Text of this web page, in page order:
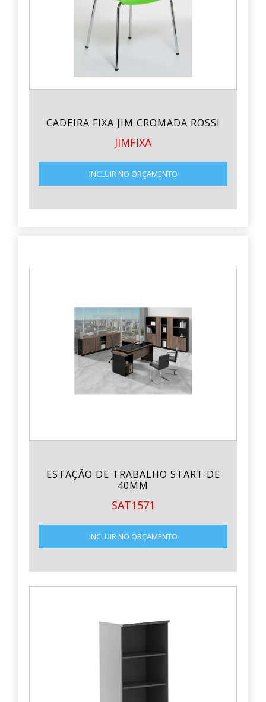
CADEIRA FIXA JIM CROMADA ROSSI
JIMFIXA
INCLUIR NO ORÇAMENTO
ESTAÇÃO DE TRABALHO START DE
40MM
SAT1571
INCLUIR NO ORÇAMENTO